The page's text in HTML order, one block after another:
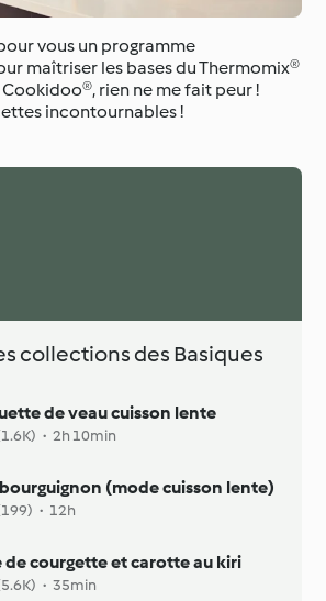
vous un programme
maîtriser les bases du Thermomix®
rien ne me fait peur !
incontournables !
collections des Basiques
de veau cuisson lente
· 2h 10min
(mode cuisson lente)
· 12h
de courgette et carotte au kiri
· 35min